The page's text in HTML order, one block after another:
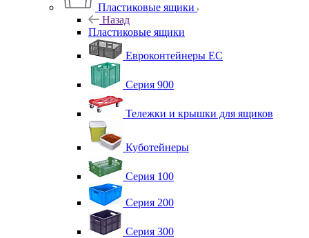
Пластиковые ящики
Назад
Пластиковые ящики
Евроконтейнеры ЕС
Серия 900
Тележки и крышки для ящиков
Куботейнеры
Серия 100
Серия 200
Серия 300